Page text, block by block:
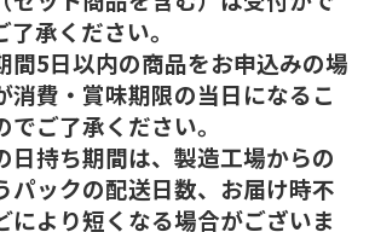
承ください。
5日以内の商品をお申込みの場
消費・賞味期限の当日になるこ
ご了承ください。
持ち期間は、製造工場からの
パックの配送日数、お届け時不
により短くなる場合がございま